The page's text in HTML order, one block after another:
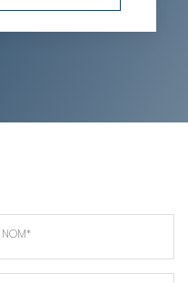
NOM*